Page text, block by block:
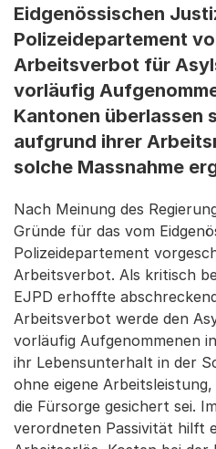
Eidgenössischen
Polizeidepartement
Arbeitsverbot für
vorläufig
Kantonen überlassen
aufgrund ihrer
solche Massnahme
Nach Meinung des
Gründe für das vom
Polizeidepartement
Arbeitsverbot. Als kritisch
EJPD erhoffte
Arbeitsverbot werde den
vorläufig Aufgenommenen
ihr Lebensunterhalt in der
ohne eigene
die Fürsorge gesichert sei.
verordneten Passivität hilft